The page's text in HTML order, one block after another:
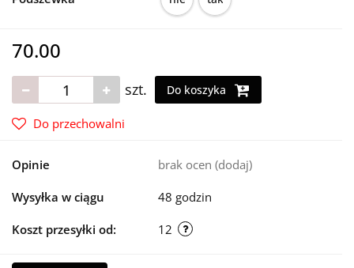
70.00
szt. Do koszyka
Do przechowalni
Opinie brak ocen (dodaj)
Wysyłka w ciągu 48 godzin
Koszt przesyłki od: 12